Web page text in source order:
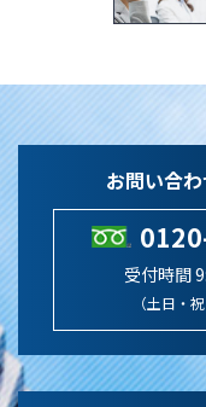
お問い合
受付時間
（土日・